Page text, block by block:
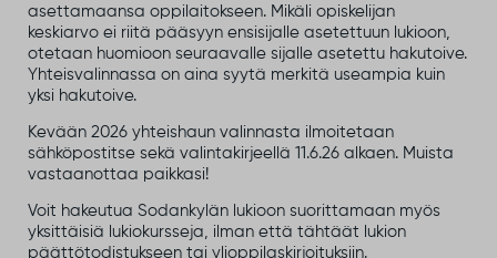
asettamaansa oppilaitokseen. Mikäli opiskelijan
keskiarvo ei riitä pääsyyn ensisijalle asetettuun lukioon,
otetaan huomioon seuraavalle sijalle asetettu hakutoive.
Yhteisvalinnassa on aina syytä merkitä useampia kuin
yksi hakutoive.
Kevään 2026 yhteishaun valinnasta ilmoitetaan
sähköpostitse sekä valintakirjeellä 11.6.26 alkaen. Muista
vastaanottaa paikkasi!
Voit hakeutua Sodankylän lukioon suorittamaan myös
yksittäisiä lukiokursseja, ilman että tähtäät lukion
päättötodistukseen tai ylioppilaskirjoituksiin.